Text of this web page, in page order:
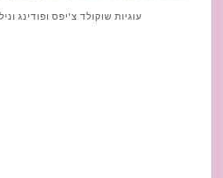
עוגיות שוקולד צ'יפס ופודינג